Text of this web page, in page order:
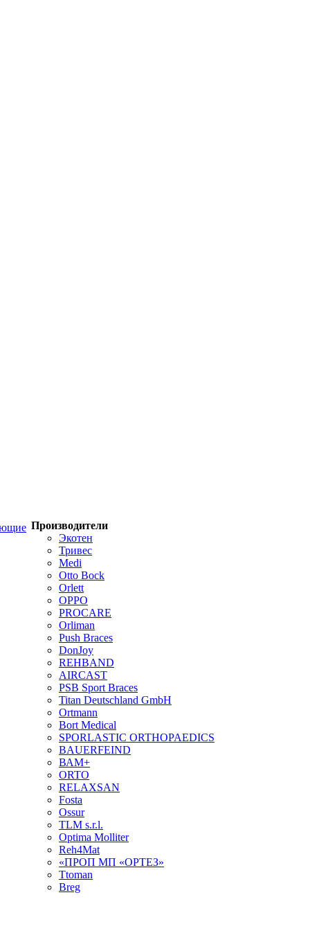
Производители
Экотен
Тривес
Medi
Otto Bock
Orlett
OPPO
PROCARE
Orliman
Push Braces
DonJoy
REHBAND
AIRCAST
PSB Sport Braces
Titan Deutschland GmbH
Ortmann
Bort Medical
SPORLASTIC ORTHOPAEDICS
BAUERFEIND
ВАМ+
ORTO
RELAXSAN
Fosta
Ossur
TLM s.r.l.
Optima Molliter
Reh4Mat
«ПРОП МП «ОРТЕЗ»
Ttoman
Breg